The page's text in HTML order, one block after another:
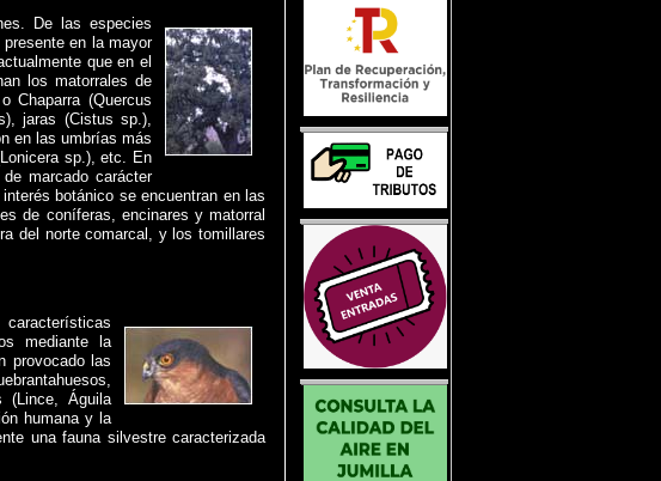
De las especies
en la mayor
que en el
los matorrales de
Chaparra (Quercus
jaras (Cistus sp.),
en las umbrías más
sp.), etc. En
marcado carácter
botánico se encuentran en las
de coníferas, encinares y matorral
del norte comarcal, y los tomillares
mediante la
provocado las
(Lince, Águila
humana y la
una fauna silvestre caracterizada